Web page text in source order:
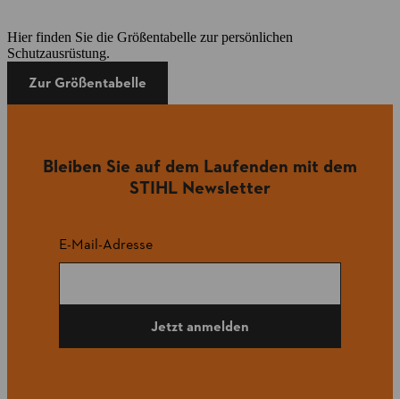
Hier finden Sie die Größentabelle zur persönlichen
Schutzausrüstung.
Zur Größentabelle
Bleiben Sie auf dem Laufenden mit dem
STIHL Newsletter
E-Mail-Adresse
Jetzt anmelden